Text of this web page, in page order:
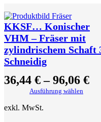
KKSF… Konischer
VHM – Fräser mit
zylindrischem Schaft
Schneidig
36,44 €–96,06 €
Ausführung wählen
exkl. MwSt.